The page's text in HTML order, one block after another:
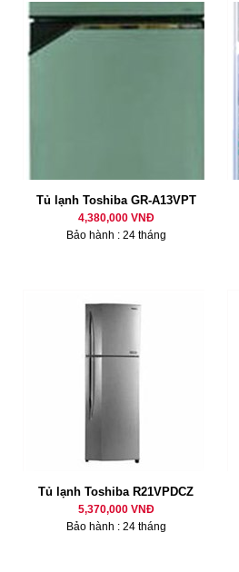
Tủ lạnh Toshiba GR-A13VPT
4,380,000 VNĐ
Bảo hành : 24 tháng
Tủ lạnh Toshiba R21VPDCZ
5,370,000 VNĐ
Bảo hành : 24 tháng